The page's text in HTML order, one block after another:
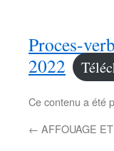
Proces-
2022
Ce contenu a été
← AFFOUAGE